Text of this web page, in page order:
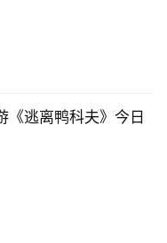
《逃离鸭科夫》今日